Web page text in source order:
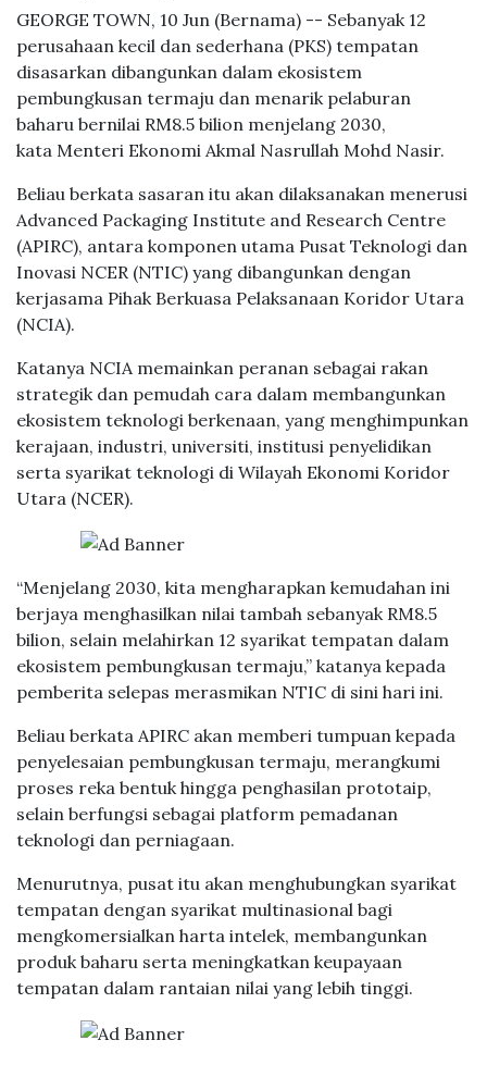
GEORGE TOWN, 10 Jun (Bernama) -- Sebanyak 12
perusahaan kecil dan sederhana (PKS) tempatan
disasarkan dibangunkan dalam ekosistem
pembungkusan termaju dan menarik pelaburan
baharu bernilai RM8.5 bilion menjelang 2030,
kata Menteri Ekonomi Akmal Nasrullah Mohd Nasir.
Beliau berkata sasaran itu akan dilaksanakan menerusi
Advanced Packaging Institute and Research Centre
(APIRC), antara komponen utama Pusat Teknologi dan
Inovasi NCER (NTIC) yang dibangunkan dengan
kerjasama Pihak Berkuasa Pelaksanaan Koridor Utara
(NCIA).
Katanya NCIA memainkan peranan sebagai rakan
strategik dan pemudah cara dalam membangunkan
ekosistem teknologi berkenaan, yang menghimpunkan
kerajaan, industri, universiti, institusi penyelidikan
serta syarikat teknologi di Wilayah Ekonomi Koridor
Utara (NCER).
“Menjelang 2030, kita mengharapkan kemudahan ini
berjaya menghasilkan nilai tambah sebanyak RM8.5
bilion, selain melahirkan 12 syarikat tempatan dalam
ekosistem pembungkusan termaju,” katanya kepada
pemberita selepas merasmikan NTIC di sini hari ini.
Beliau berkata APIRC akan memberi tumpuan kepada
penyelesaian pembungkusan termaju, merangkumi
proses reka bentuk hingga penghasilan prototaip,
selain berfungsi sebagai platform pemadanan
teknologi dan perniagaan.
Menurutnya, pusat itu akan menghubungkan syarikat
tempatan dengan syarikat multinasional bagi
mengkomersialkan harta intelek, membangunkan
produk baharu serta meningkatkan keupayaan
tempatan dalam rantaian nilai yang lebih tinggi.